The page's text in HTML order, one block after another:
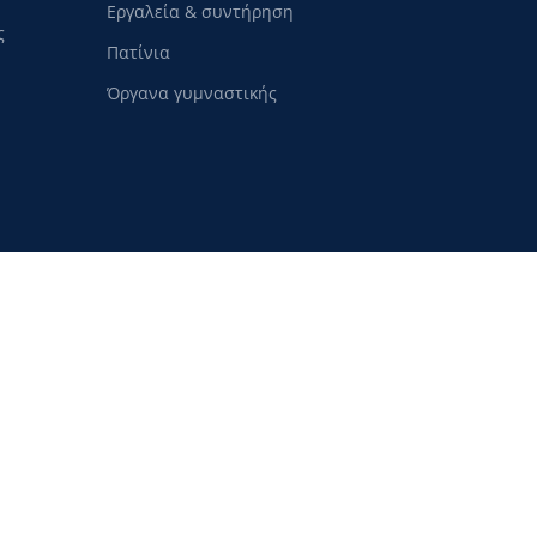
Εργαλεία & συντήρηση
Πατίνια
Όργανα γυμναστικής